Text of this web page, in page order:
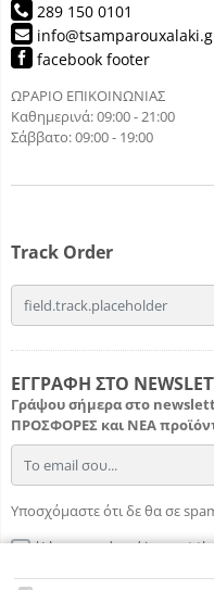
289 150 0101
facebook footer
ΩΡΑΡΙΟ ΕΠΙΚΟΙΝΩΝΙΑΣ
Καθημερινά: 09:00 - 21:00
Σάββατο: 09:00 - 19:00
Track Order
field.email
ΕΓΓΡΑΦΗ ΣΤΟ
Γράψου σήμερα στο
ΠΡΟΣΦΟΡΕΣ και ΝΕΑ
field.email
Υποσχόμαστε ότι δε θα σε
I have read and i accept